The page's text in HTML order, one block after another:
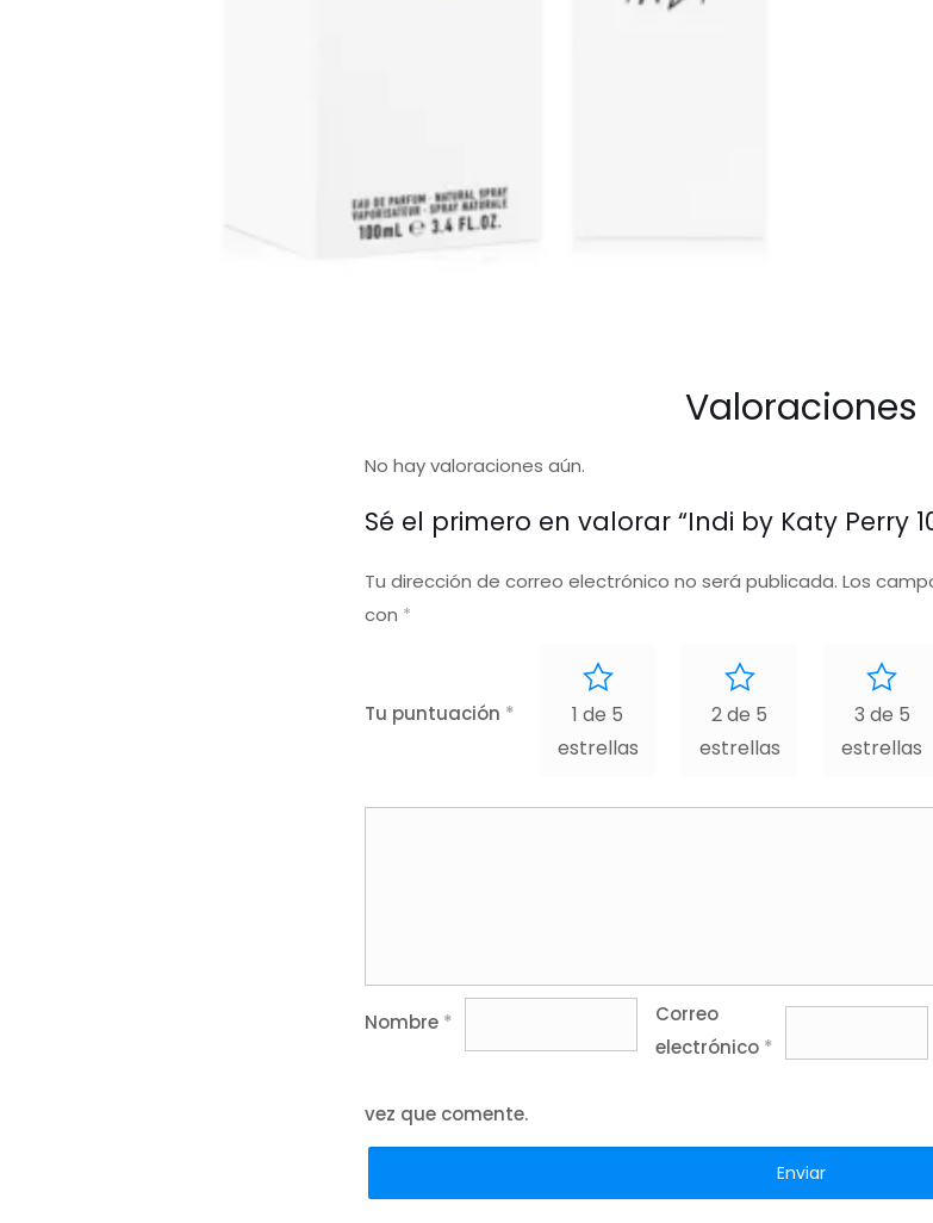
Valoraciones
No hay valoraciones aún.
Sé el primero en valorar “Indi by Katy Perry
Tu dirección de correo electrónico no será publicada. Los
con *
Tu puntuación *
1 de 5
estrellas
2 de 5
estrellas
3 de 5
estrellas
Nombre *
Correo
electrónico *
vez que comente.